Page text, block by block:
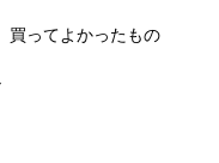
買ってよかったもの